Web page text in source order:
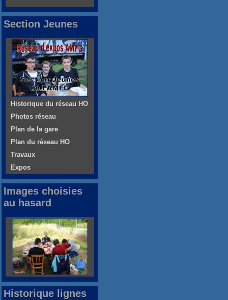
Section Jeunes
Historique du réseau HO
Photos réseau
Plan de la gare
Plan du réseau HO
Travaux
Expos
Images choisies
au hasard
Historique lignes